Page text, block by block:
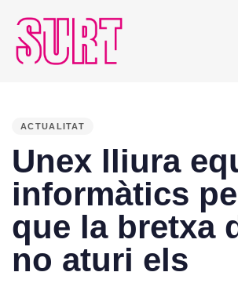
ACTUALITAT
Unex lliura
informàtics
que la bretxa
no aturi els